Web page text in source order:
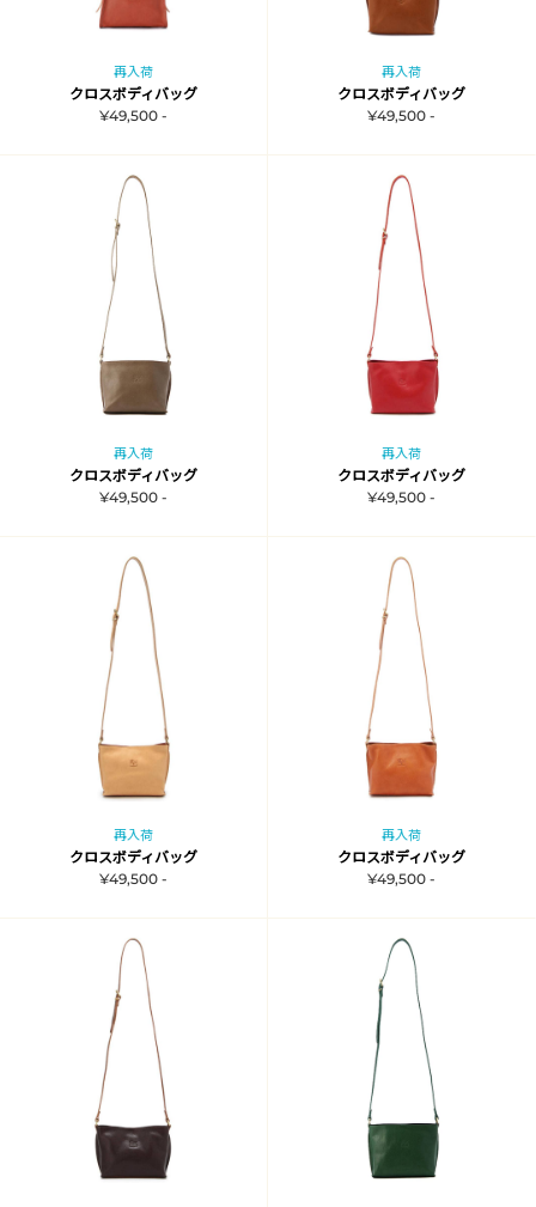
再入荷
クロスボディバッグ
¥49,500 -
再入荷
クロスボディバッグ
¥49,500 -
再入荷
クロスボディバッグ
¥49,500 -
再入荷
クロスボディバッグ
¥49,500 -
再入荷
クロスボディバッグ
¥49,500 -
再入荷
クロスボディバッグ
¥49,500 -